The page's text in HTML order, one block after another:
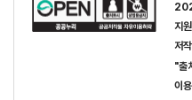
지
저
"출
이